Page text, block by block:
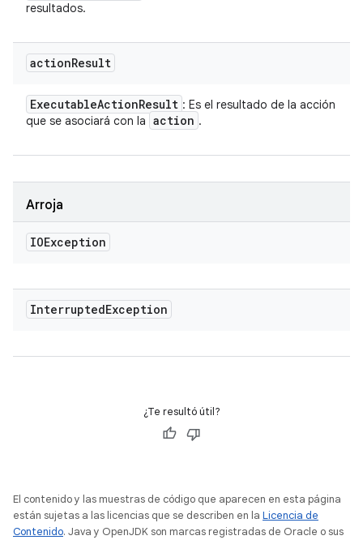
resultados.
actionResult
ExecutableActionResult : Es el resultado de la acción
que se asociará con la action .
Arroja
IOException
InterruptedException
¿Te resultó útil?
El contenido y las muestras de código que aparecen en esta página
están sujetas a las licencias que se describen en la Licencia de
Contenido. Java y OpenJDK son marcas registradas de Oracle o sus